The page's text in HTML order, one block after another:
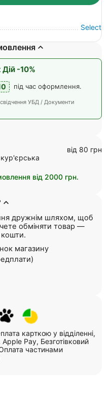
Select
-10%
під час оформлення.
УБД / Документи
кур'єрська
від 80 грн
від 2000 грн.
дружнім шляхом, щоб
обміняти товар —
магазину
карткою у відділенні,
Pay, Безготівковий
частинами